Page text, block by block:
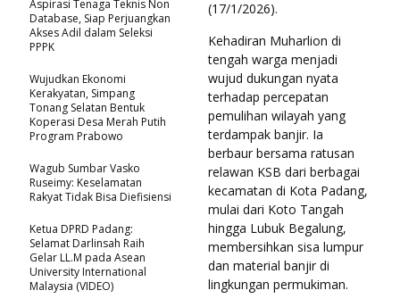
(17/1/2026).
Kehadiran Muharlion di
tengah warga menjadi
wujud dukungan nyata
terhadap percepatan
pemulihan wilayah yang
terdampak banjir. Ia
berbaur bersama ratusan
relawan KSB dari berbagai
kecamatan di Kota Padang,
mulai dari Koto Tangah
hingga Lubuk Begalung,
membersihkan sisa lumpur
dan material banjir di
lingkungan permukiman.
Aspirasi Tenaga Teknis Non
Database, Siap Perjuangkan
Akses Adil dalam Seleksi
PPPK
Wujudkan Ekonomi
Kerakyatan, Simpang
Tonang Selatan Bentuk
Koperasi Desa Merah Putih
Program Prabowo
Wagub Sumbar Vasko
Ruseimy: Keselamatan
Rakyat Tidak Bisa Diefisiensi
Ketua DPRD Padang:
Selamat Darlinsah Raih
Gelar LL.M pada Asean
University International
Malaysia (VIDEO)